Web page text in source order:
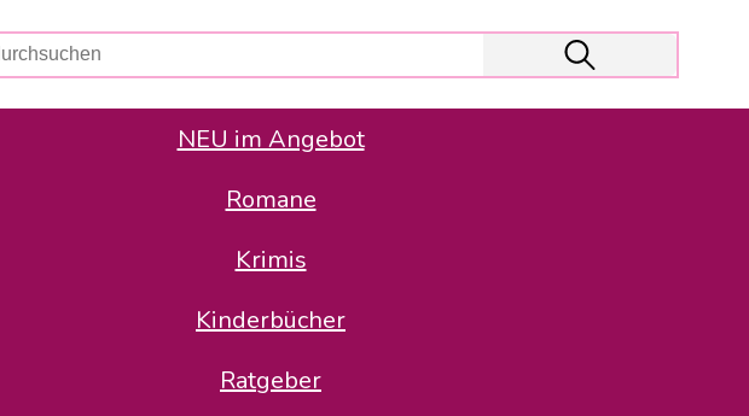
NEU im Angebot
Romane
Krimis
Kinderbücher
Ratgeber
Avus Buch & Medien GmbH
zurück: Karl-Otto Binder übernimmt die Geschäftsführung. Er wird unterstützt von
welche die AVUS langfristig begleiten möchten, freut sich das operative
in der Schanzenstr. 13, 51063 Köln und führt dort den operativen Betrieb in
Rufnummern und E-Mail- Adressen erreichbar.